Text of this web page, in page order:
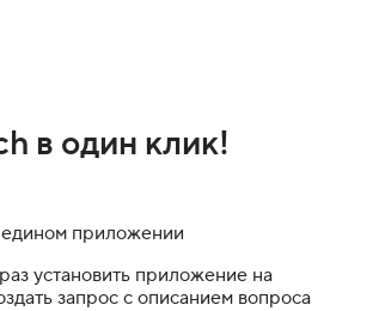
в один клик!
приложении
установить приложение на
запрос с описанием вопроса